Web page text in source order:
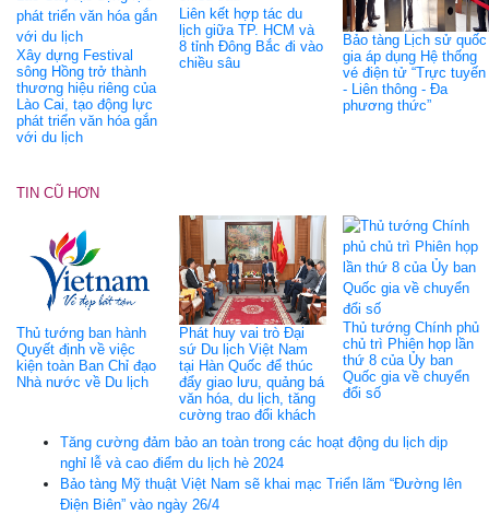
Xây dựng Festival
sông Hồng trở thành
thương hiệu riêng của
Lào Cai, tạo động lực
phát triển văn hóa gắn
với du lịch
Liên kết hợp tác du
lịch giữa TP. HCM và
8 tỉnh Đông Bắc đi vào
chiều sâu
Bảo tàng Lịch sử quốc
gia áp dụng Hệ thống
vé điện tử “Trực tuyến
- Liên thông - Đa
phương thức”
TIN CŨ HƠN
Thủ tướng ban hành
Quyết định về việc
kiện toàn Ban Chỉ đạo
Nhà nước về Du lịch
Phát huy vai trò Đại
sứ Du lịch Việt Nam
tại Hàn Quốc để thúc
đẩy giao lưu, quảng bá
văn hóa, du lịch, tăng
cường trao đổi khách
Thủ tướng Chính phủ
chủ trì Phiên họp lần
thứ 8 của Ủy ban
Quốc gia về chuyển
đổi số
Tăng cường đảm bảo an toàn trong các hoạt động du lịch dịp
nghỉ lễ và cao điểm du lịch hè 2024
Bảo tàng Mỹ thuật Việt Nam sẽ khai mạc Triển lãm “Đường lên
Điện Biên” vào ngày 26/4